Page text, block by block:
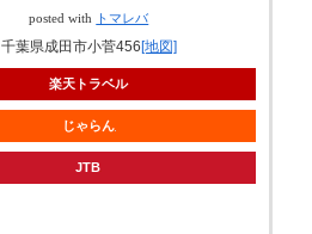
posted with トマレバ
千葉県成田市小菅456[地図]
楽天トラベル
じゃらん
JTB